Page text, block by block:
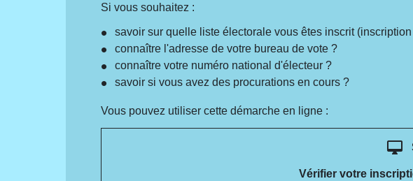
Si vous souhaitez :
savoir sur quelle liste électorale vous êtes inscrit
connaître l'adresse de votre bureau de vote ?
connaître votre numéro national d'électeur ?
savoir si vous avez des procurations en cours ?
Vous pouvez utiliser cette démarche en ligne :
desktop_mac
Vérifier votre